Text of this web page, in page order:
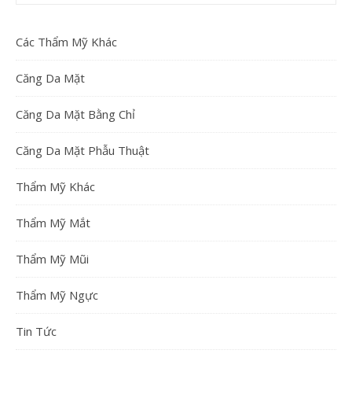
Các Thẩm Mỹ Khác
Căng Da Mặt
Căng Da Mặt Bằng Chỉ
Căng Da Mặt Phẫu Thuật
Thẩm Mỹ Khác
Thẩm Mỹ Mắt
Thẩm Mỹ Mũi
Thẩm Mỹ Ngực
Tin Tức